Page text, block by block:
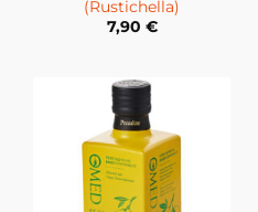
(Rustichella)
7,90 €